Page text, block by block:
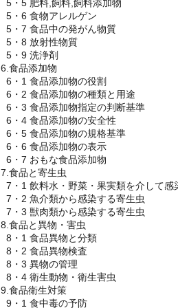
5・5 肥料,飼料,飼料添加物
5・6 食物アレルゲン
5・7 食品中の発がん物質
5・8 放射性物質
5・9 洗浄剤
6.食品添加物
6・1 食品添加物の役割
6・2 食品添加物の種類と用途
6・3 食品添加物指定の判断基準
6・4 食品添加物の安全性
6・5 食品添加物の規格基準
6・6 食品添加物の表示
6・7 おもな食品添加物
7.食品と寄生虫
7・1 飲料水・野菜・果実類を介して感
7・2 魚介類から感染する寄生虫
7・3 獣肉類から感染する寄生虫
8.食品と異物・害虫
8・1 食品異物と分類
8・2 食品異物検査
8・3 異物の管理
8・4 衛生動物・衛生害虫
9.食品衛生対策
9・1 食中毒の予防